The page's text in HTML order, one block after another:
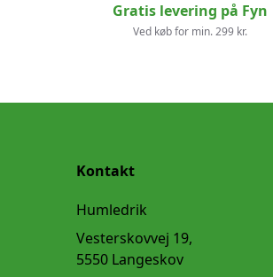
Gratis levering på Fyn
Ved køb for min. 299 kr.
Kontakt
Humledrik
Vesterskovvej 19,
5550 Langeskov